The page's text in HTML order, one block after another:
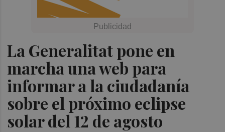
La Generalitat pone en
marcha una web para
informar a la ciudadanía
sobre el próximo eclipse
solar del 12 de agosto